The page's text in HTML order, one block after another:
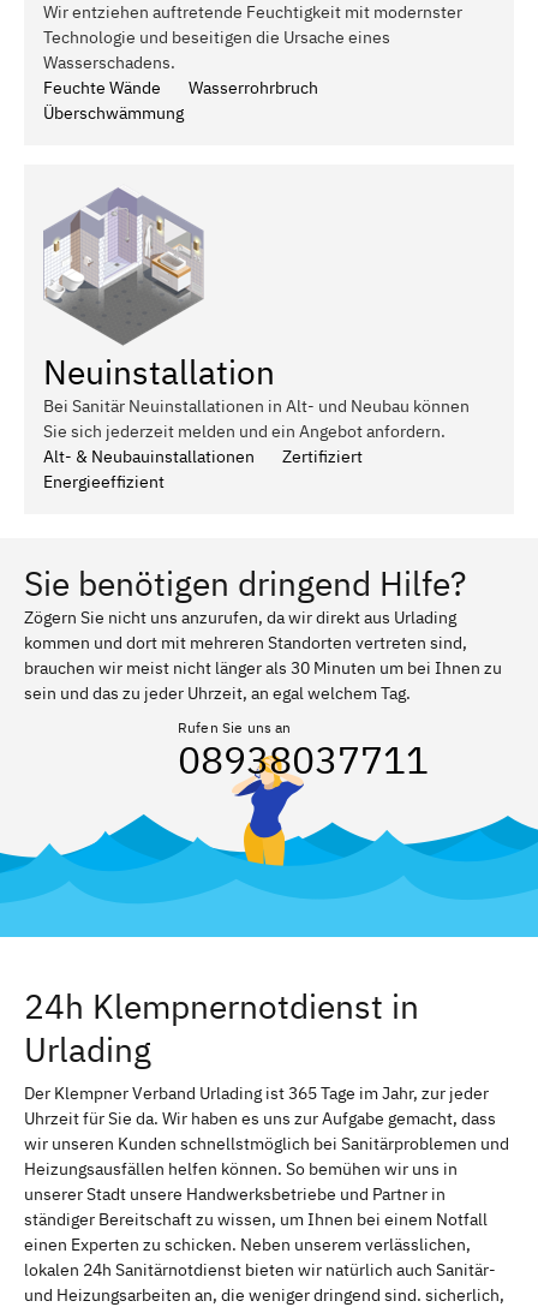
Wir entziehen auftretende Feuchtigkeit mit modernster
Technologie und beseitigen die Ursache eines
Wasserschadens.
Feuchte Wände
Wasserrohrbruch
Überschwämmung
Neuinstallation
Bei Sanitär Neuinstallationen in Alt- und Neubau können
Sie sich jederzeit melden und ein Angebot anfordern.
Alt- & Neubauinstallationen
Zertifiziert
Energieeffizient
Sie benötigen dringend Hilfe?
Zögern Sie nicht uns anzurufen, da wir direkt aus Urlading
kommen und dort mit mehreren Standorten vertreten sind,
brauchen wir meist nicht länger als 30 Minuten um bei Ihnen zu
sein und das zu jeder Uhrzeit, an egal welchem Tag.
Rufen Sie uns an
08938037711
24h Klempnernotdienst in
Urlading
Der Klempner Verband Urlading ist 365 Tage im Jahr, zur jeder
Uhrzeit für Sie da. Wir haben es uns zur Aufgabe gemacht, dass
wir unseren Kunden schnellstmöglich bei Sanitärproblemen und
Heizungsausfällen helfen können. So bemühen wir uns in
unserer Stadt unsere Handwerksbetriebe und Partner in
ständiger Bereitschaft zu wissen, um Ihnen bei einem Notfall
einen Experten zu schicken. Neben unserem verlässlichen,
lokalen 24h Sanitärnotdienst bieten wir natürlich auch Sanitär-
und Heizungsarbeiten an, die weniger dringend sind. sicherlich,